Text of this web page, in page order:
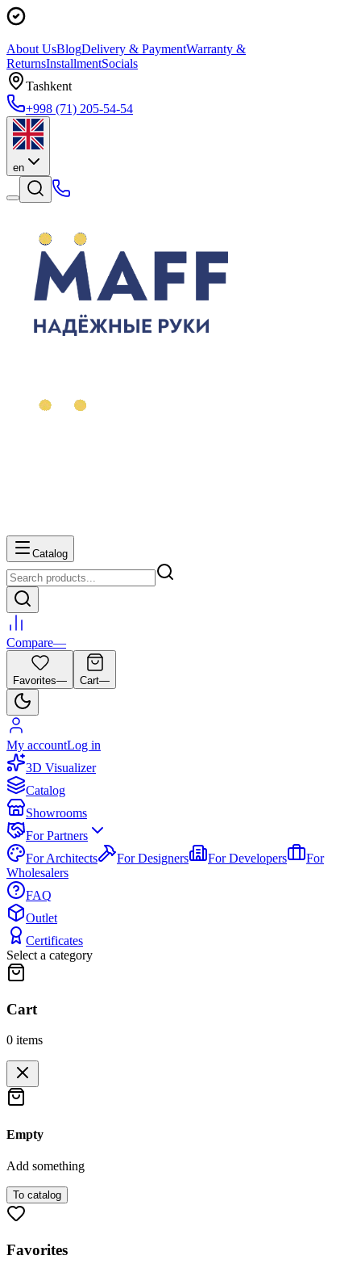
About UsBlogDelivery & PaymentWarranty &
ReturnsInstallmentSocials
Tashkent
+998 (71) 205-54-54
en
Catalog
Compare—
Favorites— Cart—
My accountLog in
3D Visualizer
Catalog
Showrooms
For Partners
For Architects
For Designers For Developers
For
Wholesalers
FAQ
Outlet
Certificates
Select a category
Cart
0 items
Empty
Add something
To catalog
Favorites